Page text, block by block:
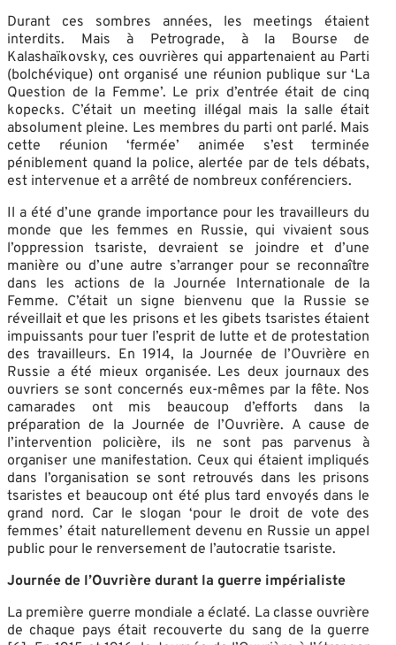
Durant ces sombres années, les meetings étaient
interdits. Mais à Petrograde, à la Bourse de
Kalashaïkovsky, ces ouvrières qui appartenaient au Parti
(bolchévique) ont organisé une réunion publique sur ‘La
Question de la Femme’. Le prix d’entrée était de cinq
kopecks. C’était un meeting illégal mais la salle était
absolument pleine. Les membres du parti ont parlé. Mais
cette réunion ‘fermée’ animée s’est terminée
péniblement quand la police, alertée par de tels débats,
est intervenue et a arrêté de nombreux conférenciers.
Il a été d’une grande importance pour les travailleurs du
monde que les femmes en Russie, qui vivaient sous
l’oppression tsariste, devraient se joindre et d’une
manière ou d’une autre s’arranger pour se reconnaître
dans les actions de la Journée Internationale de la
Femme. C’était un signe bienvenu que la Russie se
réveillait et que les prisons et les gibets tsaristes étaient
impuissants pour tuer l’esprit de lutte et de protestation
des travailleurs. En 1914, la Journée de l’Ouvrière en
Russie a été mieux organisée. Les deux journaux des
ouvriers se sont concernés eux-mêmes par la fête. Nos
camarades ont mis beaucoup d’efforts dans la
préparation de la Journée de l’Ouvrière. A cause de
l’intervention policière, ils ne sont pas parvenus à
organiser une manifestation. Ceux qui étaient impliqués
dans l’organisation se sont retrouvés dans les prisons
tsaristes et beaucoup ont été plus tard envoyés dans le
grand nord. Car le slogan ‘pour le droit de vote des
femmes’ était naturellement devenu en Russie un appel
public pour le renversement de l’autocratie tsariste.
Journée de l’Ouvrière durant la guerre impérialiste
La première guerre mondiale a éclaté. La classe ouvrière
de chaque pays était recouverte du sang de la guerre